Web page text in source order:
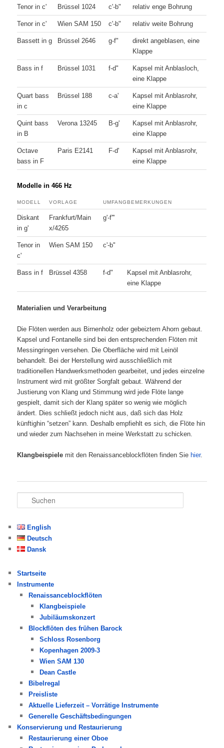
Tenor in c' Brüssel 1024 c'-b" relativ enge Bohrung
Tenor in c' Wien SAM 150 c'-b" relativ weite Bohrung
Bassett in g Brüssel 2646 g-f"
direkt angeblasen, eine
Klappe
Bass in f Brüssel 1031 f-d"
Kapsel mit Anblasloch,
eine Klappe
Quart bass
in c
Brüssel 188 c-a'
Kapsel mit Anblasrohr,
eine Klappe
Quint bass
in B
Verona 13245 B-g'
Kapsel mit Anblasrohr,
eine Klappe
Octave
bass in F
Paris E2141 F-d'
Kapsel mit Anblasrohr,
eine Klappe
Modelle in 466 Hz
MODELL VORLAGE UMFANG BEMERKUNGEN
Diskant
in g'
Frankfurt/Main
x/4265
g'-f'''
Tenor in
c'
Wien SAM 150 c'-b"
Bass in f Brüssel 4358 f-d"
Kapsel mit Anblasrohr,
eine Klappe
Materialien und Verarbeitung
Die Flöten werden aus Birnenholz oder gebeiztem Ahorn gebaut.
Kapsel und Fontanelle sind bei den entsprechenden Flöten mit
Messingringen versehen. Die Oberfläche wird mit Leinöl
behandelt. Bei der Herstellung wird ausschließlich mit
traditionellen Handwerksmethoden gearbeitet, und jedes einzelne
Instrument wird mit größter Sorgfalt gebaut. Während der
Justierung von Klang und Stimmung wird jede Flöte lange
gespielt, damit sich der Klang später so wenig wie möglich
ändert. Dies schließt jedoch nicht aus, daß sich das Holz
künftighin “setzen” kann. Deshalb empfiehlt es sich, die Flöte hin
und wieder zum Nachsehen in meine Werkstatt zu schicken.
Klangbeispiele mit den Renaissanceblockflöten finden Sie hier.
u
h
e
n
English
Deutsch
Dansk
Startseite
Instrumente
Renaissanceblockflöten
Klangbeispiele
Jubiläumskonzert
Blockflöten des frühen Barock
Schloss Rosenborg
Kopenhagen 2009-3
Wien SAM 130
Dean Castle
Bibelregal
Preisliste
Aktuelle Lieferzeit – Vorrätige Instrumente
Generelle Geschäftsbedingungen
Konservierung und Restaurierung
Restaurierung einer Oboe